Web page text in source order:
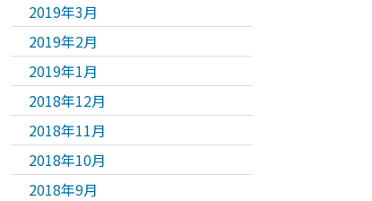
2019年3月
2019年2月
2019年1月
2018年12月
2018年11月
2018年10月
2018年9月